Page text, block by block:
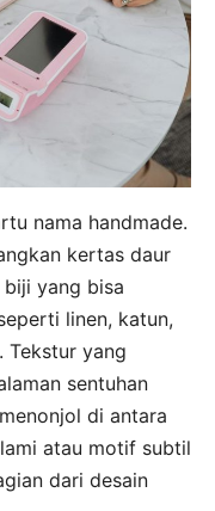
nama handmade.
kertas daur
yang bisa
linen, katun,
Tekstur yang
sentuhan
di antara
atau motif subtil
dari desain